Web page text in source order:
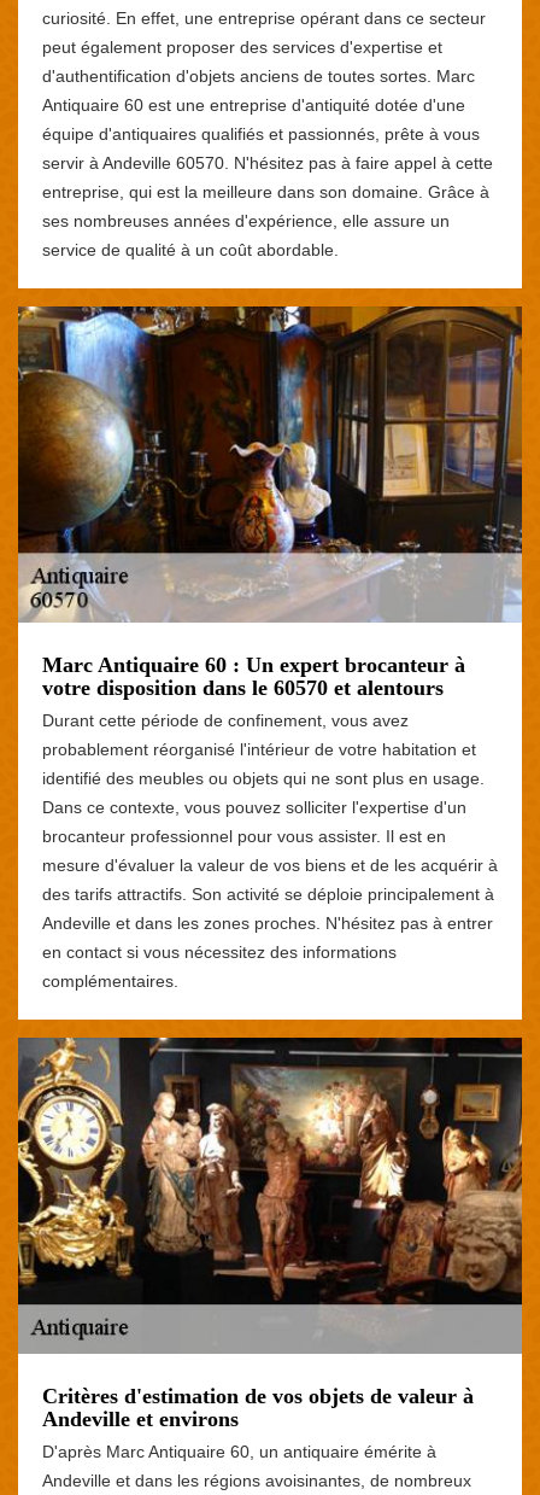
curiosité. En effet, une entreprise opérant dans ce secteur
peut également proposer des services d'expertise et
d'authentification d'objets anciens de toutes sortes. Marc
Antiquaire 60 est une entreprise d'antiquité dotée d'une
équipe d'antiquaires qualifiés et passionnés, prête à vous
servir à Andeville 60570. N'hésitez pas à faire appel à cette
entreprise, qui est la meilleure dans son domaine. Grâce à
ses nombreuses années d'expérience, elle assure un
service de qualité à un coût abordable.
Marc Antiquaire 60 : Un expert brocanteur à
votre disposition dans le 60570 et alentours
Durant cette période de confinement, vous avez
probablement réorganisé l'intérieur de votre habitation et
identifié des meubles ou objets qui ne sont plus en usage.
Dans ce contexte, vous pouvez solliciter l'expertise d'un
brocanteur professionnel pour vous assister. Il est en
mesure d'évaluer la valeur de vos biens et de les acquérir à
des tarifs attractifs. Son activité se déploie principalement à
Andeville et dans les zones proches. N'hésitez pas à entrer
en contact si vous nécessitez des informations
complémentaires.
Critères d'estimation de vos objets de valeur à
Andeville et environs
D'après Marc Antiquaire 60, un antiquaire émérite à
Andeville et dans les régions avoisinantes, de nombreux